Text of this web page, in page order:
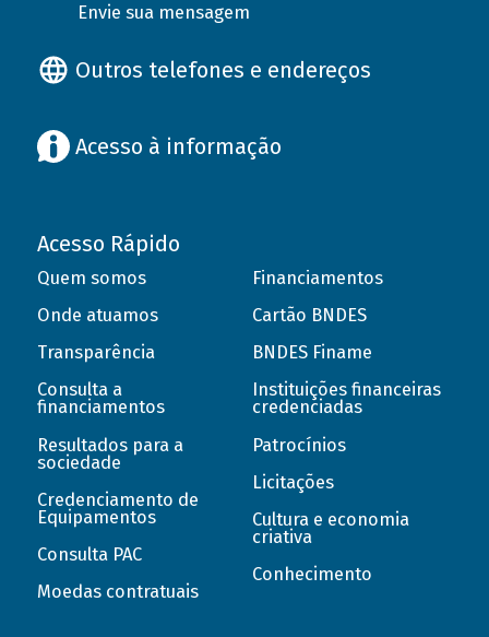
Envie sua mensagem
Outros telefones e endereços
Acesso à informação
Acesso Rápido
Quem somos
Onde atuamos
Transparência
Consulta a
financiamentos
Resultados para a
sociedade
Credenciamento de
Equipamentos
Consulta PAC
Moedas contratuais
Financiamentos
Cartão BNDES
BNDES Finame
Instituições financeiras
credenciadas
Patrocínios
Licitações
Cultura e economia
criativa
Conhecimento